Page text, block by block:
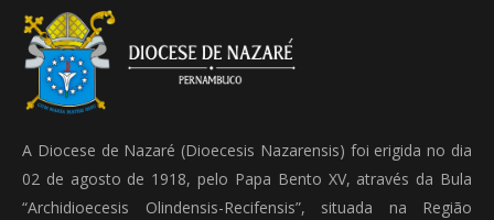
A Diocese de Nazaré (Dioecesis Nazarensis) foi erigida no dia
02 de agosto de 1918, pelo Papa Bento XV, através da Bula
“Archidioecesis Olindensis-Recifensis”, situada na Região